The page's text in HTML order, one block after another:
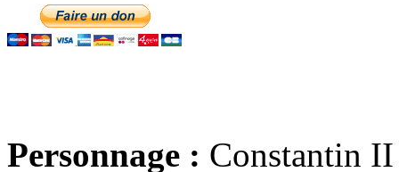
Personnage : Constantin II